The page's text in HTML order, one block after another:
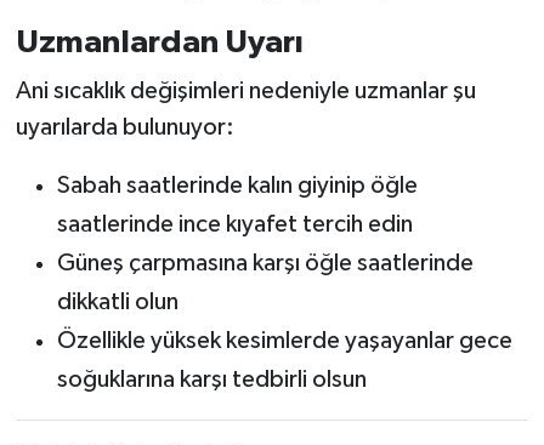
Uzmanlardan Uyarı
Ani sıcaklık değişimleri nedeniyle uzmanlar şu
uyarılarda bulunuyor:
Sabah saatlerinde kalın giyinip öğle
saatlerinde ince kıyafet tercih edin
Güneş çarpmasına karşı öğle saatlerinde
dikkatli olun
Özellikle yüksek kesimlerde yaşayanlar gece
soğuklarına karşı tedbirli olsun